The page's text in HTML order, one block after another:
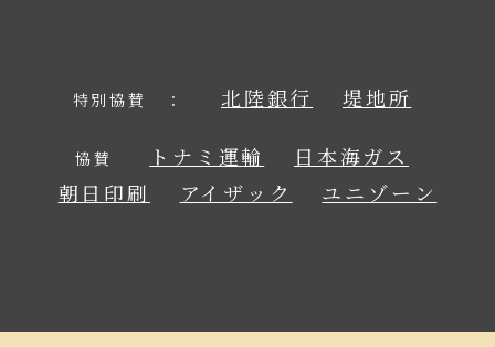
特別協賛 ： 北陸銀行 堤地所
協賛 トナミ運輸
日本海ガス
朝日印刷
アイザック ユニゾーン